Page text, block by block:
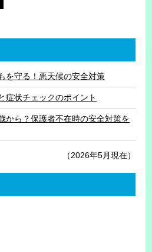
を守る！悪天候の安全対策
症状チェックのポイント
から？保護者不在時の安全対策を
（2026年5月現在）